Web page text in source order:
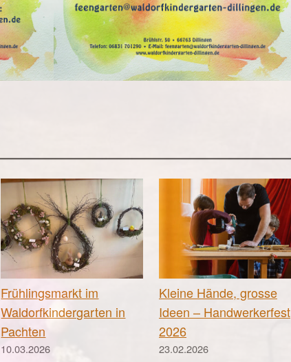
Frühlingsmarkt im
Waldorfkindergarten in
Pachten
10.03.2026
Kleine Hände, grosse
Ideen – Handwerkerfest
2026
23.02.2026